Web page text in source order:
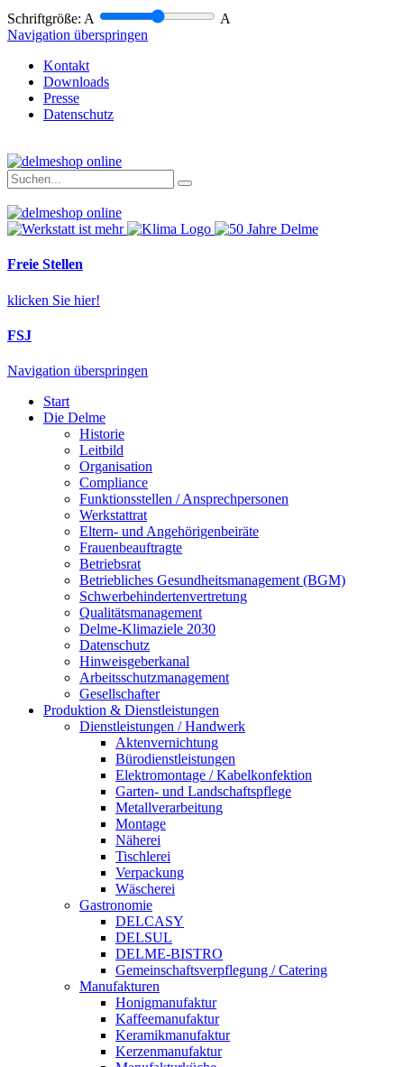
Schriftgröße: A
A
Navigation überspringen
Kontakt
Downloads
Presse
Datenschutz
Freie Stellen
klicken Sie hier!
FSJ
Navigation überspringen
Start
Die Delme
Historie
Leitbild
Organisation
Compliance
Funktionsstellen / Ansprechpersonen
Werkstattrat
Eltern- und Angehörigenbeiräte
Frauenbeauftragte
Betriebsrat
Betriebliches Gesundheitsmanagement (BGM)
Schwerbehindertenvertretung
Qualitätsmanagement
Delme-Klimaziele 2030
Datenschutz
Hinweisgeberkanal
Arbeitsschutzmanagement
Gesellschafter
Produktion & Dienstleistungen
Dienstleistungen / Handwerk
Aktenvernichtung
Bürodienstleistungen
Elektromontage / Kabelkonfektion
Garten- und Landschaftspflege
Metallverarbeitung
Montage
Näherei
Tischlerei
Verpackung
Wäscherei
Gastronomie
DELCASY
DELSUL
DELME-BISTRO
Gemeinschaftsverpflegung / Catering
Manufakturen
Honigmanufaktur
Kaffeemanufaktur
Keramikmanufaktur
Kerzenmanufaktur